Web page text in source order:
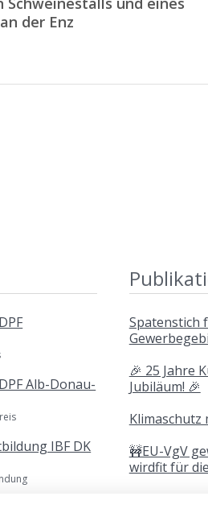
der Enz
Alb-Donau-
IBF DK
Spatenstich
🎉 25 Jahre
Jubiläum! 🎉
Klimaschutz
🚧EU-VgV
wirdfit für